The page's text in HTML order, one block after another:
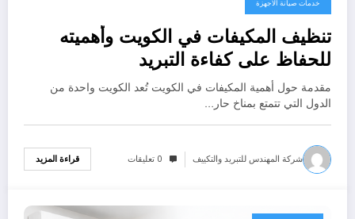
خدمات صيانة الأجهزة
تنظيف المكيفات في الكويت وأهميته
للحفاظ على كفاءة التبريد
مقدمة حول أهمية المكيفات في الكويت تُعد الكويت واحدة من
الدول التي تتمتع بمناخ حار…
شركة المهندس للتبريد والتكييف 0 تعليقات قراءة المزيد